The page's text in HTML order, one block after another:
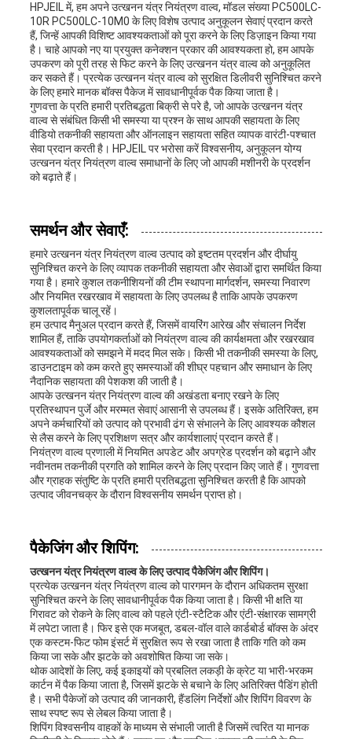
HPJEIL में, हम अपने उत्खनन यंत्र नियंत्रण वाल्व, मॉडल संख्या PC500LC-
10R PC500LC-10M0 के लिए विशेष उत्पाद अनुकूलन सेवाएं प्रदान करते
हैं, जिन्हें आपकी विशिष्ट आवश्यकताओं को पूरा करने के लिए डिज़ाइन किया गया
है। चाहे आपको नए या प्रयुक्त कनेक्शन प्रकार की आवश्यकता हो, हम आपके
उपकरण को पूरी तरह से फिट करने के लिए उत्खनन यंत्र वाल्व को अनुकूलित
कर सकते हैं। प्रत्येक उत्खनन यंत्र वाल्व को सुरक्षित डिलीवरी सुनिश्चित करने
के लिए हमारे मानक बॉक्स पैकेज में सावधानीपूर्वक पैक किया जाता है।
गुणवत्ता के प्रति हमारी प्रतिबद्धता बिक्री से परे है, जो आपके उत्खनन यंत्र
वाल्व से संबंधित किसी भी समस्या या प्रश्न के साथ आपकी सहायता के लिए
वीडियो तकनीकी सहायता और ऑनलाइन सहायता सहित व्यापक वारंटी-पश्चात
सेवा प्रदान करती है। HPJEIL पर भरोसा करें विश्वसनीय, अनुकूलन योग्य
उत्खनन यंत्र नियंत्रण वाल्व समाधानों के लिए जो आपकी मशीनरी के प्रदर्शन
को बढ़ाते हैं।
समर्थन और सेवाएँ:
हमारे उत्खनन यंत्र नियंत्रण वाल्व उत्पाद को इष्टतम प्रदर्शन और दीर्घायु
सुनिश्चित करने के लिए व्यापक तकनीकी सहायता और सेवाओं द्वारा समर्थित किया
गया है। हमारे कुशल तकनीशियनों की टीम स्थापना मार्गदर्शन, समस्या निवारण
और नियमित रखरखाव में सहायता के लिए उपलब्ध है ताकि आपके उपकरण
कुशलतापूर्वक चालू रहें।
हम उत्पाद मैनुअल प्रदान करते हैं, जिसमें वायरिंग आरेख और संचालन निर्देश
शामिल हैं, ताकि उपयोगकर्ताओं को नियंत्रण वाल्व की कार्यक्षमता और रखरखाव
आवश्यकताओं को समझने में मदद मिल सके। किसी भी तकनीकी समस्या के लिए,
डाउनटाइम को कम करते हुए समस्याओं की शीघ्र पहचान और समाधान के लिए
नैदानिक सहायता की पेशकश की जाती है।
आपके उत्खनन यंत्र नियंत्रण वाल्व की अखंडता बनाए रखने के लिए
प्रतिस्थापन पुर्जे और मरम्मत सेवाएं आसानी से उपलब्ध हैं। इसके अतिरिक्त, हम
अपने कर्मचारियों को उत्पाद को प्रभावी ढंग से संभालने के लिए आवश्यक कौशल
से लैस करने के लिए प्रशिक्षण सत्र और कार्यशालाएं प्रदान करते हैं।
नियंत्रण वाल्व प्रणाली में नियमित अपडेट और अपग्रेड प्रदर्शन को बढ़ाने और
नवीनतम तकनीकी प्रगति को शामिल करने के लिए प्रदान किए जाते हैं। गुणवत्ता
और ग्राहक संतुष्टि के प्रति हमारी प्रतिबद्धता सुनिश्चित करती है कि आपको
उत्पाद जीवनचक्र के दौरान विश्वसनीय समर्थन प्राप्त हो।
पैकेजिंग और शिपिंग:
उत्खनन यंत्र नियंत्रण वाल्व के लिए उत्पाद पैकेजिंग और शिपिंग।
प्रत्येक उत्खनन यंत्र नियंत्रण वाल्व को पारगमन के दौरान अधिकतम सुरक्षा
सुनिश्चित करने के लिए सावधानीपूर्वक पैक किया जाता है। किसी भी क्षति या
गिरावट को रोकने के लिए वाल्व को पहले एंटी-स्टैटिक और एंटी-संक्षारक सामग्री
में लपेटा जाता है। फिर इसे एक मजबूत, डबल-वॉल वाले कार्डबोर्ड बॉक्स के अंदर
एक कस्टम-फिट फोम इंसर्ट में सुरक्षित रूप से रखा जाता है ताकि गति को कम
किया जा सके और झटके को अवशोषित किया जा सके।
थोक आदेशों के लिए, कई इकाइयों को प्रबलित लकड़ी के क्रेट या भारी-भरकम
कार्टन में पैक किया जाता है, जिसमें झटके से बचाने के लिए अतिरिक्त पैडिंग होती
है। सभी पैकेजों को उत्पाद की जानकारी, हैंडलिंग निर्देशों और शिपिंग विवरण के
साथ स्पष्ट रूप से लेबल किया जाता है।
शिपिंग विश्वसनीय वाहकों के माध्यम से संभाली जाती है जिसमें त्वरित या मानक